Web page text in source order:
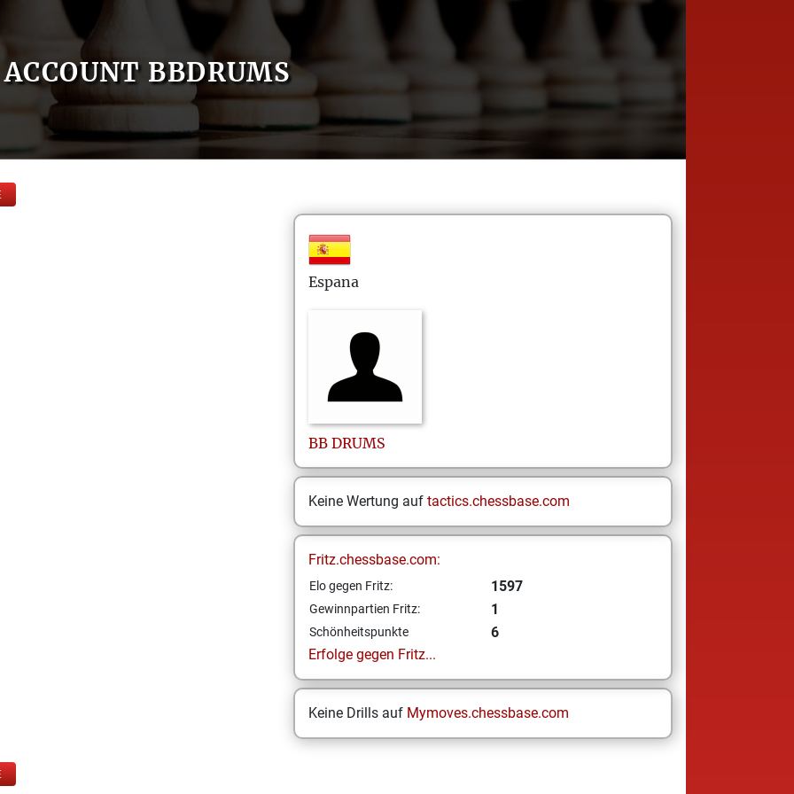
ACCOUNT BBDRUMS
Espana
BB DRUMS
Keine Wertung auf tactics.chessbase.com
Fritz.chessbase.com:
Elo gegen Fritz: 1597
Gewinnpartien Fritz: 1
Schönheitspunkte
6
Erfolge gegen Fritz...
Keine Drills auf Mymoves.chessbase.com